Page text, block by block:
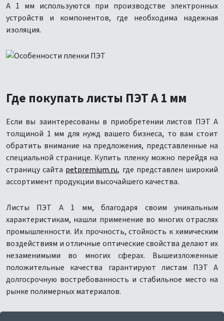
А 1 мм используются при производстве электронных
устройств и компонентов, где необходима надежная
изоляция.
Где покупать листы ПЭТ А 1 мм
Если вы заинтересованы в приобретении листов ПЭТ А
толщиной 1 мм для нужд вашего бизнеса, то вам стоит
обратить внимание на предложения, представленные на
специальной странице. Купить пленку можно перейдя на
страницу сайта petpremium.ru, где представлен широкий
ассортимент продукции высочайшего качества.
Листы ПЭТ А 1 мм, благодаря своим уникальным
характеристикам, нашли применение во многих отраслях
промышленности. Их прочность, стойкость к химическим
воздействиям и отличные оптические свойства делают их
незаменимыми во многих сферах. Вышеизложенные
положительные качества гарантируют листам ПЭТ А
долгосрочную востребованность и стабильное место на
рынке полимерных материалов.